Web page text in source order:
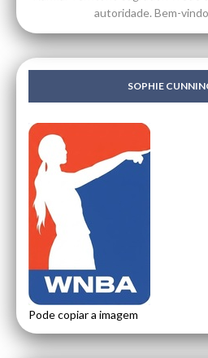
autoridade. Bem-
SOPHIE
Pode copiar a imagem